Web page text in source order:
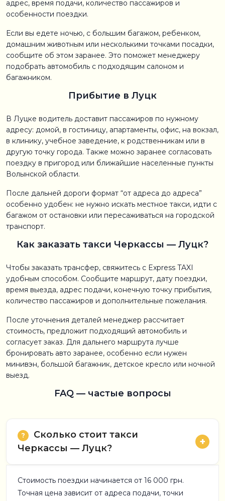
адрес, время подачи, количество пассажиров и
особенности поездки.
Если вы едете ночью, с большим багажом, ребенком,
домашним животным или несколькими точками посадки,
сообщите об этом заранее. Это поможет менеджеру
подобрать автомобиль с подходящим салоном и
багажником.
Прибытие в Луцк
В Луцке водитель доставит пассажиров по нужному
адресу: домой, в гостиницу, апартаменты, офис, на вокзал,
в клинику, учебное заведение, к родственникам или в
другую точку города. Также можно заранее согласовать
поездку в пригород или ближайшие населенные пункты
Волынской области.
После дальней дороги формат “от адреса до адреса”
особенно удобен: не нужно искать местное такси, идти с
багажом от остановки или пересаживаться на городской
транспорт.
Как заказать такси Черкассы — Луцк?
Чтобы заказать трансфер, свяжитесь с Express TAXI
удобным способом. Сообщите маршрут, дату поездки,
время выезда, адрес подачи, конечную точку прибытия,
количество пассажиров и дополнительные пожелания.
После уточнения деталей менеджер рассчитает
стоимость, предложит подходящий автомобиль и
согласует заказ. Для дальнего маршрута лучше
бронировать авто заранее, особенно если нужен
минивэн, большой багажник, детское кресло или ночной
выезд.
FAQ — частые вопросы
Сколько стоит такси
Черкассы — Луцк?
Стоимость поездки начинается от 16 000 грн.
Точная цена зависит от адреса подачи, точки